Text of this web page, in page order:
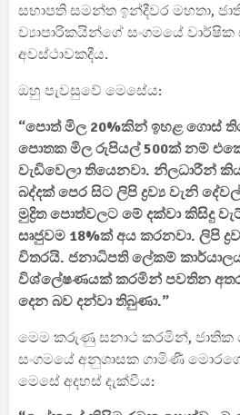
සභාපති සමන්ත ඉන්දීවර මහතා,
ව්‍යාපාරිකයින්ගේ සංගමයේ වාර්ෂික
අවස්ථාවකදීය.
ඔහු පැවසුවේ මෙසේය:
“පොත් මිල 20%කින් ඉහළ ගොස්
පොතක මිල රුපියල් 500ක් නම්
වැඩිවෙලා තියෙනවා. නිලධාරීන්
බද්දක් පෙර සිට ලිපි ද්‍රව්‍ය වැනි
මුද්‍රිත පොත්වලට මේ දක්වා කිසිදු
සෘජුවම 18%ක් අය කරනවා. ලිපි
විතරයි. ජනාධිපති ලේකම්
විශ්ලේෂණයක් කරමින් පවතින අතර
දෙන බව දන්වා තිබුණා.”
මෙම කරුණු සනාථ කරමින්, ජාතික
සංගමයේ අනුශාසක ගාමිණී
මෙසේ අදහස් දැක්වීය: